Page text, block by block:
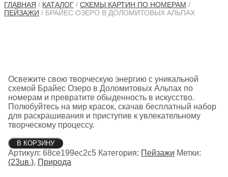
ГЛАВНАЯ / КАТАЛОГ / СХЕМЫ КАРТИН ПО НОМЕРАМ /
ПЕЙЗАЖИ / БРАЙЕС ОЗЕРО В ДОЛОМИТОВЫХ АЛЬПАХ
Освежите свою творческую энергию с уникальной
схемой Брайес Озеро в Доломитовых Альпах по
номерам и превратите обыденность в искусство.
Полюбуйтесь на мир красок, скачав бесплатный набор
для раскрашивания и приступив к увлекательному
творческому процессу.
Количество
товара
Брайес
Озеро
В КОРЗИНУ
Артикул: 68ce199ec2c5 Категория: Пейзажи Метки:
(23цв.), Природа